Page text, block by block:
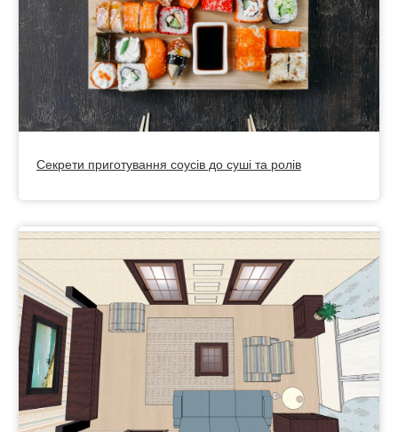
Секрети приготування соусів до суші та ролів